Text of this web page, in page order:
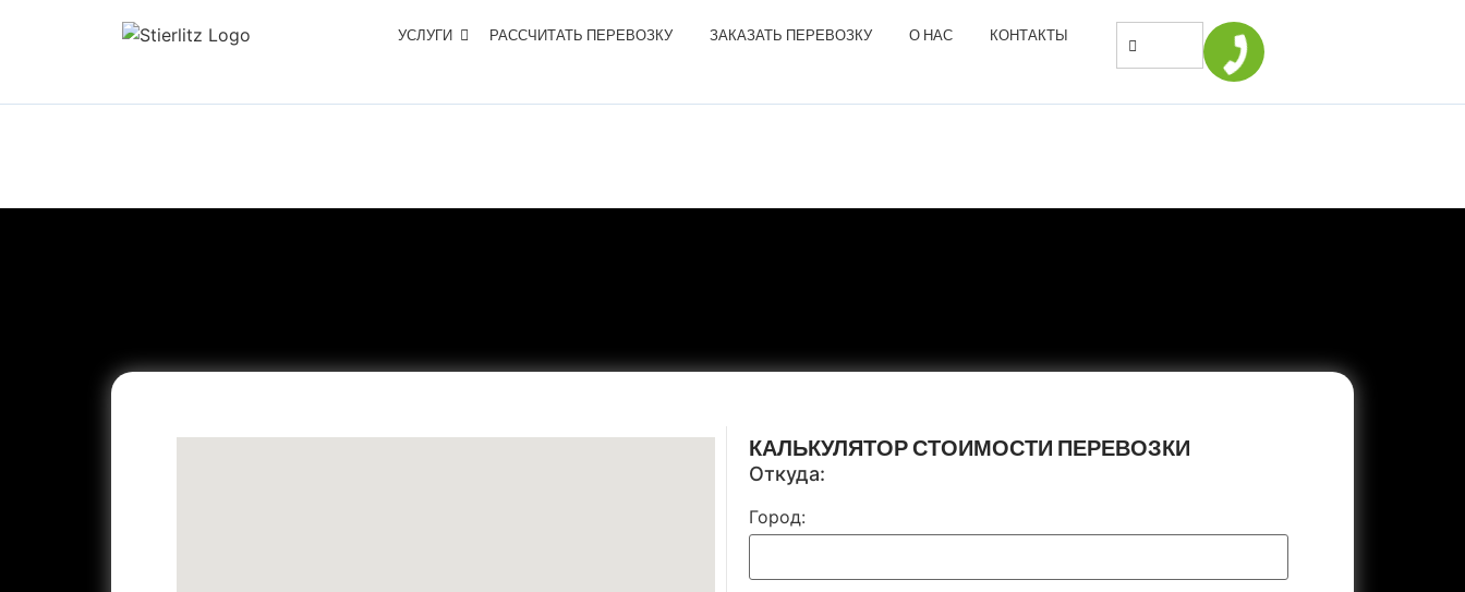
УСЛУГИ РАССЧИТАТЬ ПЕРЕВОЗКУ ЗАКАЗАТЬ ПЕРЕВОЗКУ О НАС КОНТАКТЫ
КАЛЬКУЛЯТОР СТОИМОСТИ ПЕРЕВОЗКИ
Откуда:
Город: